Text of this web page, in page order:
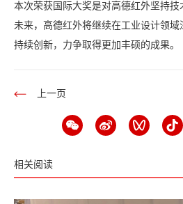
本次荣获国际大奖是对高德红外坚持技
未来，高德红外将继续在工业设计领域
持续创新，力争取得更加丰硕的成果。
上一页
相关阅读